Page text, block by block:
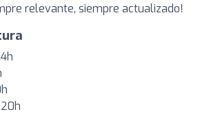
relevante, siempre actualizado!